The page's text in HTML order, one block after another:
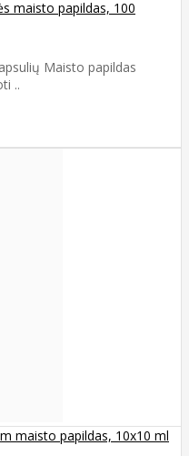
maisto papildas, 100
Maisto papildas
..
maisto papildas, 10x10 ml